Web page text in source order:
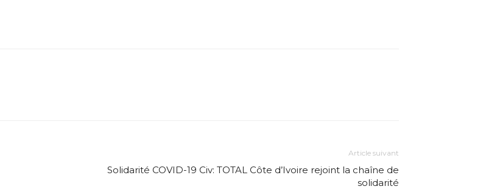
Article suivant
Solidarité COVID-19 Civ: TOTAL Côte d’Ivoire rejoint la chaîne de
solidarité